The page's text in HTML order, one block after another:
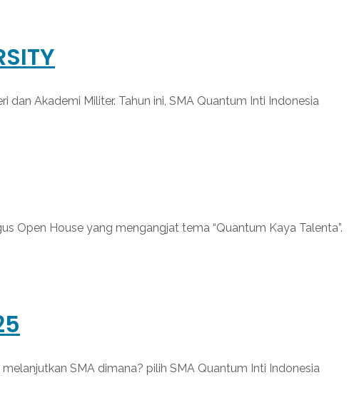
Akademi Militer. Tahun ini, SMA Quantum Inti Indonesia
Open House yang mengangjat tema “Quantum Kaya Talenta”.
SMA dimana? pilih SMA Quantum Inti Indonesia